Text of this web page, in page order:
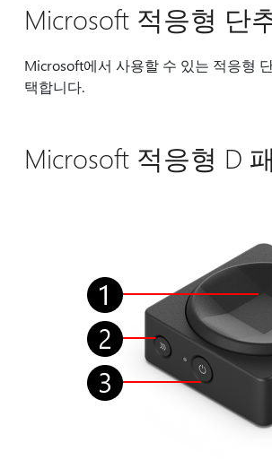
Microsoft 적응형 단
Microsoft에서 사용할 수 있는 적응형
택합니다.
Microsoft 적응형 D